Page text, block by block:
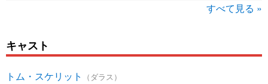
すべて見る »
キャスト
トム・スケリット （ダラス）